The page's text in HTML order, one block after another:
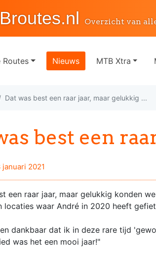
Overzicht van
Routes Nieuws MTB Xtra
Dat was best een raar jaar, maar gelukkig ...
best een
2021
een raar jaar, maar gelukkig konden
locaties waar André in 2020 heeft
dankbaar dat ik in deze rare tijd
was het een mooi jaar!"